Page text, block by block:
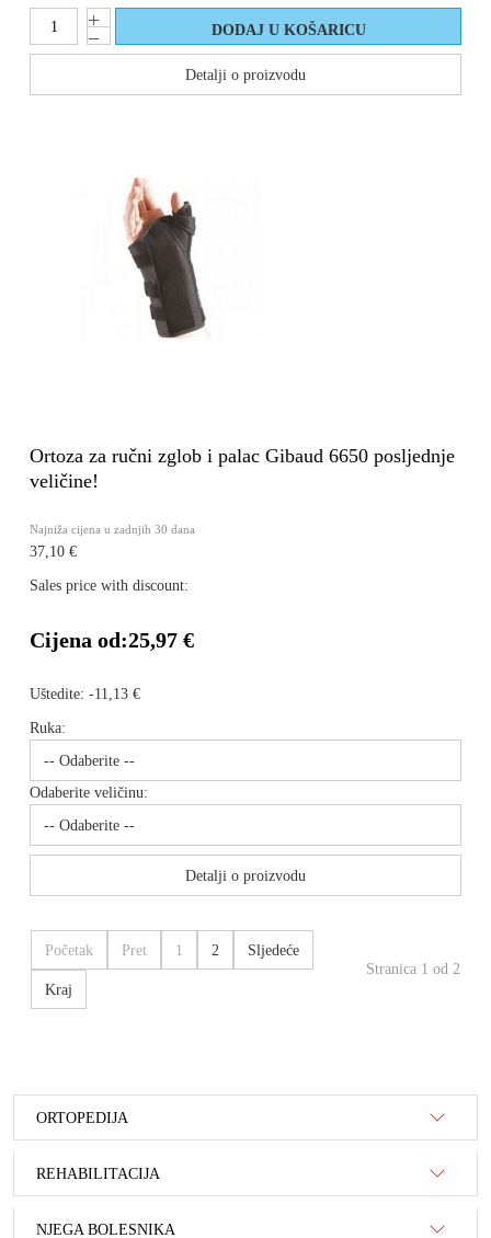
Detalji o proizvodu
Ortoza za ručni zglob i palac Gibaud 6650 posljednje
veličine!
Najniža cijena u zadnjih 30 dana
37,10 €
Sales price with discount:
Cijena od:25,97 €
Uštedite: -11,13 €
Ruka:
Odaberite veličinu:
Detalji o proizvodu
Početak Pret 1 2 Sljedeće
Kraj
Stranica 1 od 2
ORTOPEDIJA
REHABILITACIJA
NJEGA BOLESNIKA